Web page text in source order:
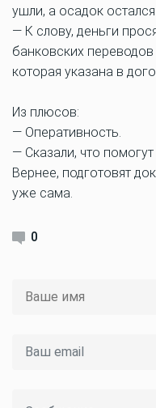
ушли, а осадок остался.
— К слову, деньги
банковских
которая указана в
Из плюсов:
— Оперативность.
— Сказали, что
Вернее, подготовят
уже сама.
0